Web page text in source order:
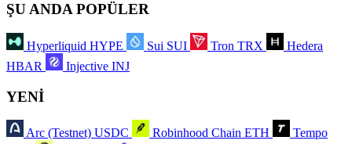
ŞU ANDA POPÜLER
Hyperliquid HYPE Sui SUI Tron TRX
Hedera
HBAR
Injective INJ
YENİ
Arc (Testnet) USDC Robinhood Chain ETH
Tempo